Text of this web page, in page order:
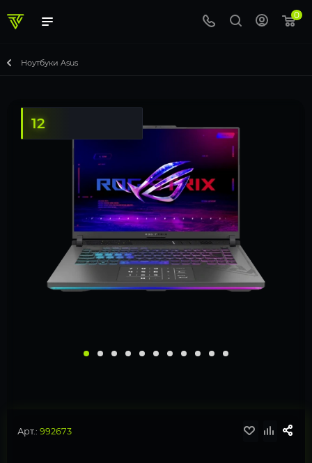
0
Ноутбуки Asus
Арт.: 992673